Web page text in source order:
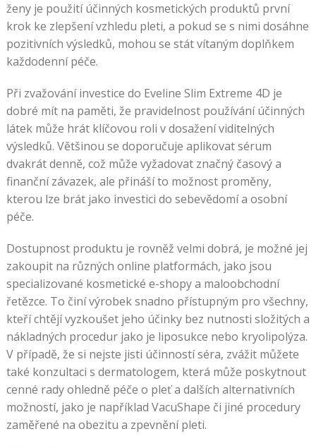
ženy je použití účinných kosmetických produktů první
krok ke zlepšení vzhledu pleti, a pokud se s nimi dosáhne
pozitivních výsledků, mohou se stát vítaným doplňkem
každodenní péče.
Při zvažování investice do Eveline Slim Extreme 4D je
dobré mít na paměti, že pravidelnost používání účinných
látek může hrát klíčovou roli v dosažení viditelných
výsledků. Většinou se doporučuje aplikovat sérum
dvakrát denně, což může vyžadovat značný časový a
finanční závazek, ale přináší to možnost proměny,
kterou lze brát jako investici do sebevědomí a osobní
péče.
Dostupnost produktu je rovněž velmi dobrá, je možné jej
zakoupit na různých online platformách, jako jsou
specializované kosmetické e-shopy a maloobchodní
řetězce. To činí výrobek snadno přístupným pro všechny,
kteří chtějí vyzkoušet jeho účinky bez nutnosti složitých a
nákladných procedur jako je liposukce nebo kryolipolýza.
V případě, že si nejste jisti účinností séra, zvážit můžete
také konzultaci s dermatologem, která může poskytnout
cenné rady ohledně péče o pleť a dalších alternativních
možností, jako je například VacuShape či jiné procedury
zaměřené na obezitu a zpevnění pleti.